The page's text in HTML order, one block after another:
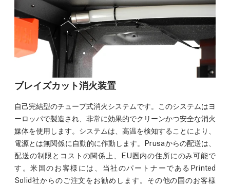
ブレイズカット消火装置
自己完結型のチューブ式消火システムです。このシステムはヨ
ーロッパで製造され、非常に効果的でクリーンかつ安全な消火
媒体を使用します。システムは、高温を検知することにより、
電源とは無関係に自動的に作動します。Prusaからの配送は、
配送の制限とコストの関係上、EU圏内の住所にのみ可能で
す。米国のお客様には、当社のパートナーであるPrinted
Solid社からのご注文をお勧めします。その他の国のお客様